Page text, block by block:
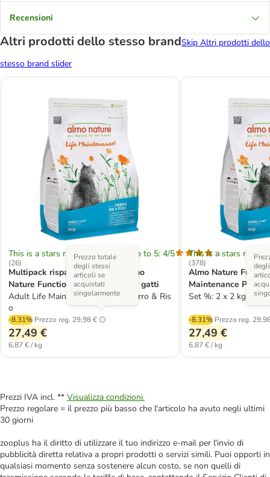
Recensioni
Altri prodotti dello stesso brandSkip Altri prodotti dello
stesso brand slider
This is a stars rating area from zero to 5: 4/5
(26)
Multipack risparmio! 2 x 2 kg Almo
Nature Functional Crocchette per gatti
Adult Life Maintenance Pesce azzurro & Ris
o
-8.31% Prezzo reg. 29,98 €
Prezzo totale
degli stessi
articoli se
acquistati
singolarmente
27,49 €
6,87 € / kg
This is a stars rating
(378)
Almo Nature
Maintenance Pesce
Set %: 2 x 2 kg
-8.31% Prezzo reg.
27,49 €
6,87 € / kg
Prezzi IVA incl. ** Visualizza condizioni.
Prezzo regolare = il prezzo più basso che l'articolo ha avuto negli ultimi
30 giorni
zooplus ha il diritto di utilizzare il tuo indirizzo e-mail per l'invio di
pubblicità diretta relativa a propri prodotti o servizi simili. Puoi opporti in
qualsiasi momento senza sostenere alcun costo, se non quelli di